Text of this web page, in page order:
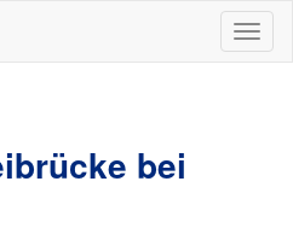
ein-/
bei